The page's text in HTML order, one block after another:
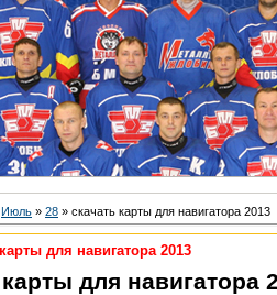
Июль » 28 » скачать карты для навигатора 2013
для навигатора 2013
для навигатора